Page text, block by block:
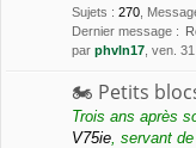
Sujets : 270
Dernier message :
par phvln17 , ven.
🏍 Petits
Trois ans après
V75ie , servant